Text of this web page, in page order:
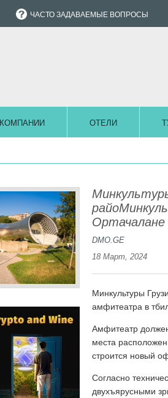
ЧАСТО ЗАДАВАЕМЫЕ ВОПРОСЫ
КОМПАНИИ ОТЕЛИ
DMO.GE
18 Март, 2024
Минкультуры
амфитеатра в
Амфитеатр
места
строится новый
Согласно
двухъярусными